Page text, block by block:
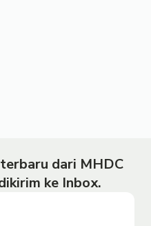
dari MHDC
ke Inbox.